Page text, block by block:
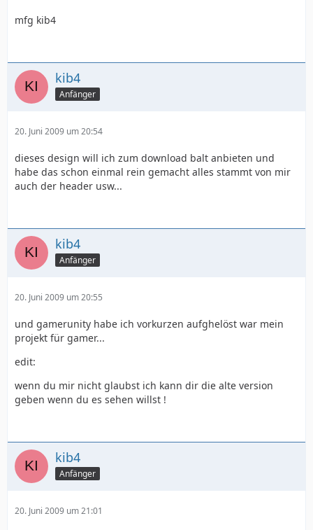
mfg kib4
kib4
Anfänger
20. Juni 2009 um 20:54
dieses design will ich zum download balt anbieten und
habe das schon einmal rein gemacht alles stammt von mir
auch der header usw...
kib4
Anfänger
20. Juni 2009 um 20:55
und gamerunity habe ich vorkurzen aufghelöst war mein
projekt für gamer...
edit:
wenn du mir nicht glaubst ich kann dir die alte version
geben wenn du es sehen willst !
kib4
Anfänger
20. Juni 2009 um 21:01